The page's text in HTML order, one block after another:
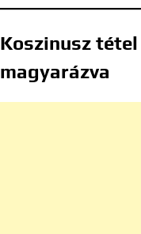
Koszinusz
magyarázva